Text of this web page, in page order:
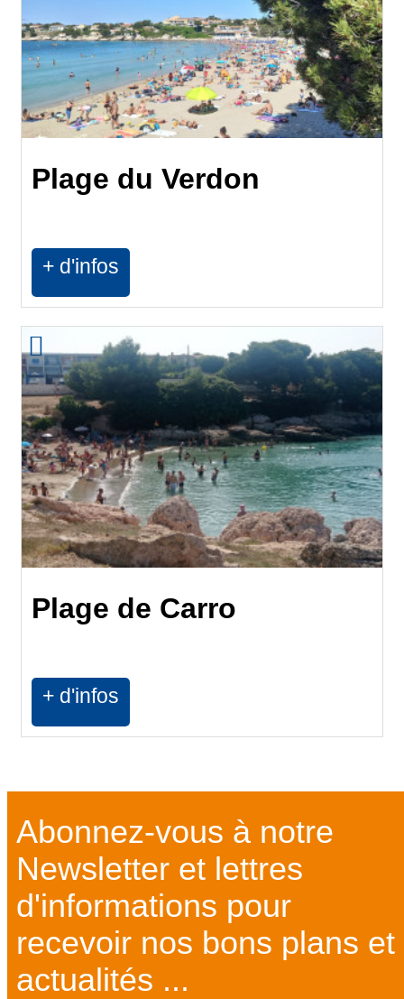
Plage du Verdon
+ d'infos
Plage de Carro
+ d'infos
Abonnez-vous à notre
Newsletter et lettres
d'informations pour
recevoir nos bons plans et
actualités ...